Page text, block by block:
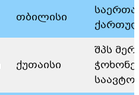
თბილისი
ქუთაისი
შპს